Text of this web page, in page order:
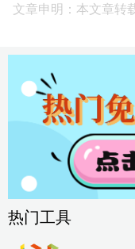
文章申明：本文章转
热门工具